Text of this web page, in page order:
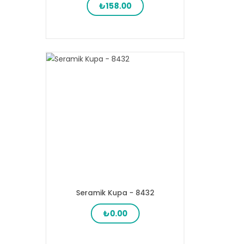
₺158.00
Seramik Kupa - 8432
₺0.00